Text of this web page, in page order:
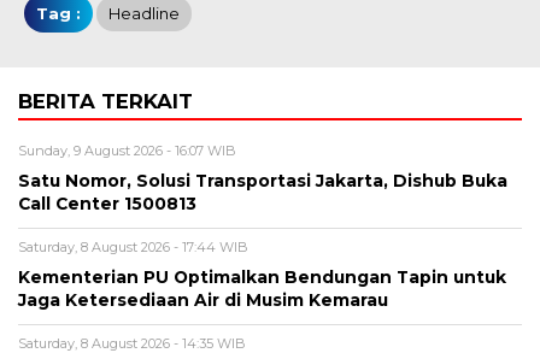
Tag : Headline
BERITA TERKAIT
Sunday, 9 August 2026 - 16:07 WIB
Satu Nomor, Solusi Transportasi Jakarta, Dishub Buka
Call Center 1500813
Saturday, 8 August 2026 - 17:44 WIB
Kementerian PU Optimalkan Bendungan Tapin untuk
Jaga Ketersediaan Air di Musim Kemarau
Saturday, 8 August 2026 - 14:35 WIB